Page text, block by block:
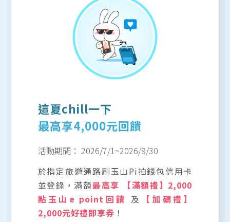
這夏chill一下
最高享4,000元回饋
活動期間： 2026/7/1~2026/9/30
於指定旅遊通路刷玉山Pi拍錢包信用卡
並登錄，滿額最高享 【滿額禮】2,000
點玉山e point回饋 及
【加碼禮】
2,000元好禮即享券 ！